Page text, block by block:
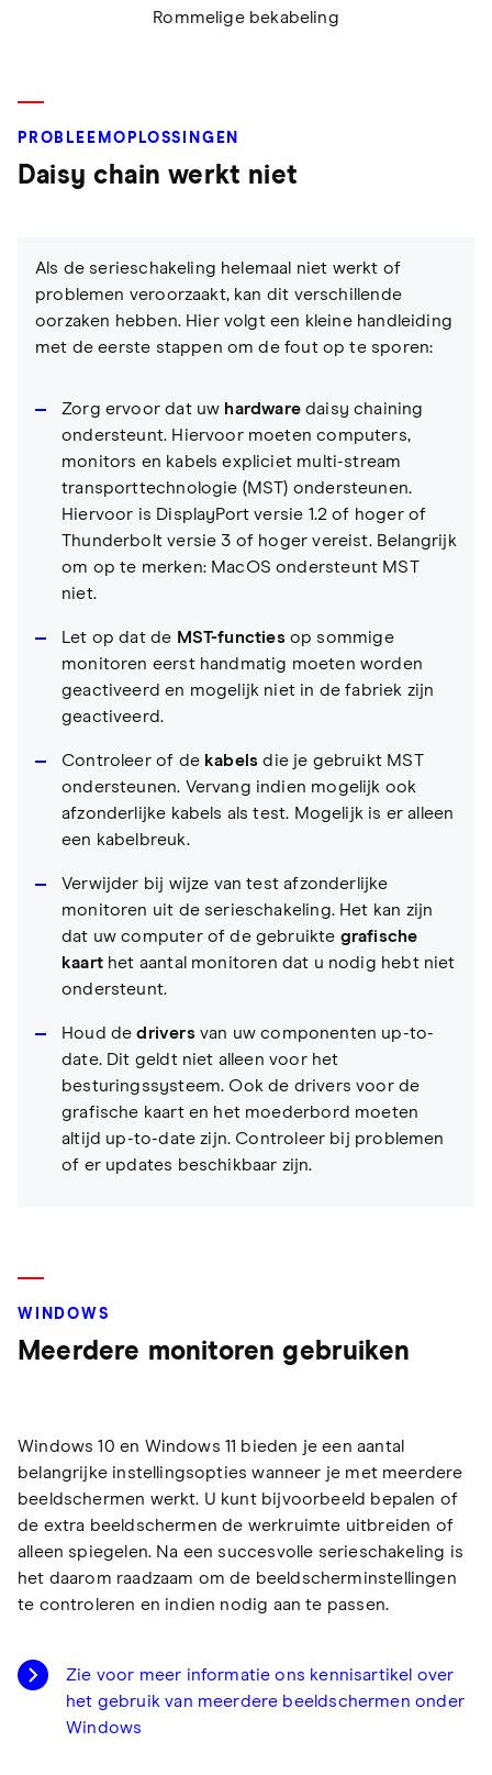
Rommelige bekabeling
PROBLEEMOPLOSSINGEN
Daisy chain werkt niet
Als de serieschakeling helemaal niet werkt of
problemen veroorzaakt, kan dit verschillende
oorzaken hebben. Hier volgt een kleine handleiding
met de eerste stappen om de fout op te sporen:
Zorg ervoor dat uw hardwaredaisy chaining
ondersteunt. Hiervoor moeten computers,
monitors en kabels expliciet multi-stream
transporttechnologie (MST) ondersteunen.
Hiervoor is DisplayPort versie 1.2 of hoger of
Thunderbolt versie 3 of hoger vereist. Belangrijk
om op te merken: MacOS ondersteunt MST
niet.
Let op dat de MST-functiesop sommige
monitoren eerst handmatig moeten worden
geactiveerd en mogelijk niet in de fabriek zijn
geactiveerd.
Controleer of de kabels die je gebruikt MST
ondersteunen. Vervang indien mogelijk ook
afzonderlijke kabels als test. Mogelijk is er alleen
een kabelbreuk.
Verwijder bij wijze van test afzonderlijke
monitoren uit de serieschakeling. Het kan zijn
dat uw computer of de gebruikte grafische
kaarthet aantal monitoren dat u nodig hebt niet
ondersteunt.
Houd dedriversvan uw componenten up-to-
date. Dit geldt niet alleen voor het
besturingssysteem. Ook de drivers voor de
grafische kaart en het moederbord moeten
altijd up-to-date zijn. Controleer bij problemen
of er updates beschikbaar zijn.
WINDOWS
Meerdere monitoren gebruiken
Windows 10 en Windows 11 bieden je een aantal
belangrijke instellingsopties wanneer je met meerdere
beeldschermen werkt. U kunt bijvoorbeeld bepalen of
de extra beeldschermen de werkruimte uitbreiden of
alleen spiegelen. Na een succesvolle serieschakeling is
het daarom raadzaam om de beeldscherminstellingen
te controleren en indien nodig aan te passen.
Zie voor meer informatie ons kennisartikel over
het gebruik van meerdere beeldschermen onder
Windows